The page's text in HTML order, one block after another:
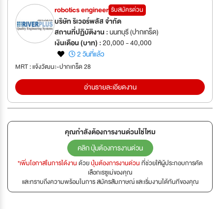
robotics engineer รับสมัครด่วน
บริษัท ริเวอร์พลัส จำกัด
สถานที่ปฏิบัติงาน :นนทบุรี (ปากเกร็ด)
เงินเดือน (บาท) :20,000 - 40,000
2 วันที่แล้ว
MRT : แจ้งวัฒนะ-ปากเกร็ด 28
อ่านรายละเอียดงาน
คุณกำลังต้องการงานด่วนใช่ไหม
คลิก ปุ่มต้องการงานด่วน
*เพิ่มโอกาสในการได้งานด้วยปุ่มต้องการงานด่วนที่ช่วยให้ผู้ประกอบการคัด
เลือกเรซูเม่ของคุณ
และทราบถึงความพร้อมในการ สมัครสัมภาษณ์ และเริ่มงานได้ทันทีของคุณ